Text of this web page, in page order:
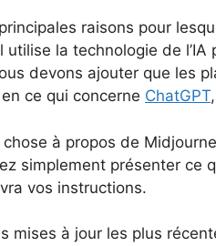
principales raisons pour
utilise la technologie de
devons ajouter que les
ce qui concerne ChatGPT
à propos de
simplement présenter ce
vos instructions.
mises à jour les plus